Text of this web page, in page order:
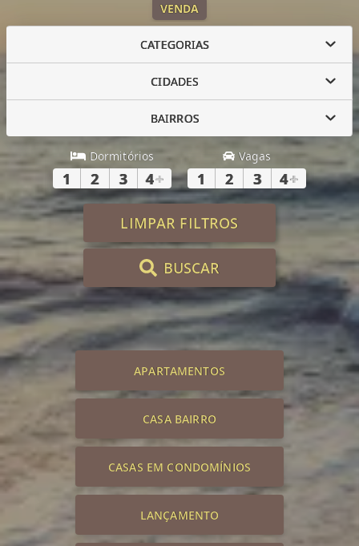
VENDA
CATEGORIAS
CIDADES
BAIRROS
Dormitórios
1 2 3 4+
Vagas
1 2 3 4+
LIMPAR FILTROS
BUSCAR
APARTAMENTOS
CASA BAIRRO
CASAS EM CONDOMÍNIOS
LANÇAMENTO